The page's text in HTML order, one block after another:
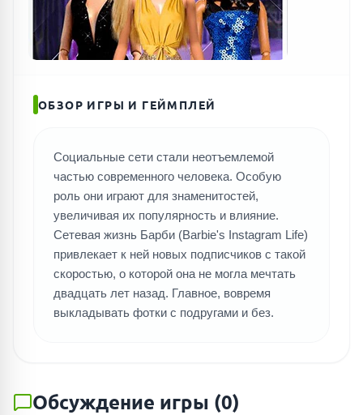
ОБЗОР ИГРЫ И ГЕЙМПЛЕЙ
Социальные сети стали неотъемлемой
частью современного человека. Особую
роль они играют для знаменитостей,
увеличивая их популярность и влияние.
Сетевая жизнь Барби (Barbie's Instagram Life)
привлекает к ней новых подписчиков с такой
скоростью, о которой она не могла мечтать
двадцать лет назад. Главное, вовремя
выкладывать фотки с подругами и без.
Обсуждение игры (0)